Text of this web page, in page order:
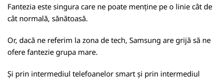
Fantezia este singura care ne poate menține pe o linie cât de
cât normală, sănătoasă.
Or, dacă ne referim la zona de tech, Samsung are grijă să ne
ofere fantezie grupa mare.
Și prin intermediul telefoanelor smart și prin intermediul